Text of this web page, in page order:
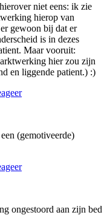
niet eens: ik zie
hierop van
gewoon bij dat er
is in dezes
Maar vooruit:
hier zou zijn
en liggende patient.) :)
(gemotiveerde)
ongestoord aan zijn bed